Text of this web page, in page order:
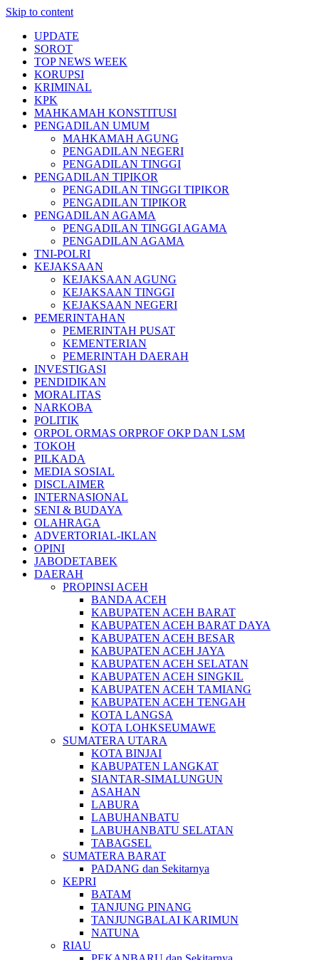
Skip to content
UPDATE
SOROT
TOP NEWS WEEK
KORUPSI
KRIMINAL
KPK
MAHKAMAH KONSTITUSI
PENGADILAN UMUM
MAHKAMAH AGUNG
PENGADILAN NEGERI
PENGADILAN TINGGI
PENGADILAN TIPIKOR
PENGADILAN TINGGI TIPIKOR
PENGADILAN TIPIKOR
PENGADILAN AGAMA
PENGADILAN TINGGI AGAMA
PENGADILAN AGAMA
TNI-POLRI
KEJAKSAAN
KEJAKSAAN AGUNG
KEJAKSAAN TINGGI
KEJAKSAAN NEGERI
PEMERINTAHAN
PEMERINTAH PUSAT
KEMENTERIAN
PEMERINTAH DAERAH
INVESTIGASI
PENDIDIKAN
MORALITAS
NARKOBA
POLITIK
ORPOL ORMAS ORPROF OKP DAN LSM
TOKOH
PILKADA
MEDIA SOSIAL
DISCLAIMER
INTERNASIONAL
SENI & BUDAYA
OLAHRAGA
ADVERTORIAL-IKLAN
OPINI
JABODETABEK
DAERAH
PROPINSI ACEH
BANDA ACEH
KABUPATEN ACEH BARAT
KABUPATEN ACEH BARAT DAYA
KABUPATEN ACEH BESAR
KABUPATEN ACEH JAYA
KABUPATEN ACEH SELATAN
KABUPATEN ACEH SINGKIL
KABUPATEN ACEH TAMIANG
KABUPATEN ACEH TENGAH
KOTA LANGSA
KOTA LOHKSEUMAWE
SUMATERA UTARA
KOTA BINJAI
KABUPATEN LANGKAT
SIANTAR-SIMALUNGUN
ASAHAN
LABURA
LABUHANBATU
LABUHANBATU SELATAN
TABAGSEL
SUMATERA BARAT
PADANG dan Sekitarnya
KEPRI
BATAM
TANJUNG PINANG
TANJUNGBALAI KARIMUN
NATUNA
RIAU